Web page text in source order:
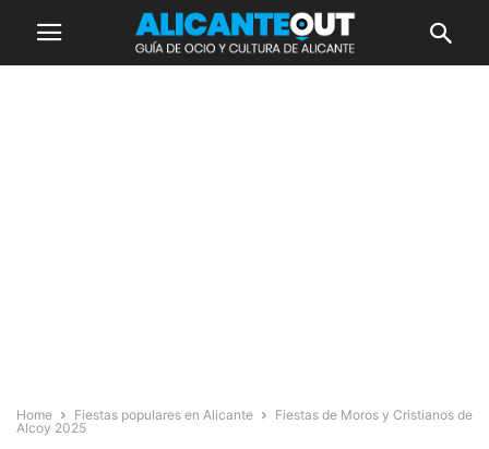
Home Fiestas populares en Alicante
Fiestas de Moros y Cristianos de
Alcoy 2025